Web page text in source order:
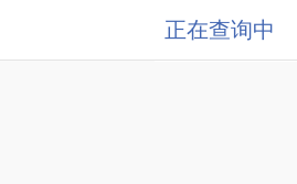
正在查询中